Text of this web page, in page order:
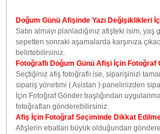
Doğum Günü Afişinde Yazı Değişiklikleri
Satın almayı planladığınız afişteki isim,
sepetten sonraki aşamalarda karşınıza
belirtebilirsiniz.
Fotoğraflı Doğum Günü Afişi İçin Fotoğraf
Seçtiğiniz afiş fotoğraflı ise, siparişinizi
sipariş yönetimi ( Asistan ) panelinizden
İçin Fotoğraf Gönder başlığından
fotoğrafları gönderebilirsiniz.
Afiş İçin Fotoğraf Seçiminde Dikkat
Afişlerin ebatları büyük olduğundan